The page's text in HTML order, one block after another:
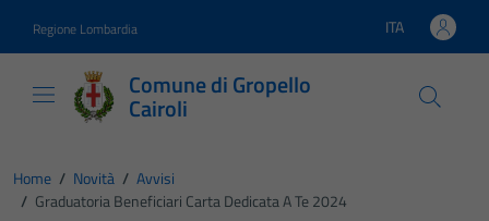
Regione Lombardia Lingua attiva:
ITA
Comune di Gropello
Cairoli
Home / Novità / Avvisi
/ Graduatoria Beneficiari Carta Dedicata A Te 2024